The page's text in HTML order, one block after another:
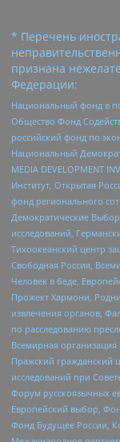
* Перечень
признана
Федерации:
Национальный фонд в
Общество Фонд
российский фонд по
Национальный
MEDIA DEVELOPMENT
Институт, Открытая
фонд регионального
Демократические
исследований,
Тихоокеанский центр
Свободная Россия,
Человек в беде,
Прожект Хармони,
извлечения органов,
по расследованию
Всемирная
Пражский гражданский
исследований при
Форум русскоязычных
Европейский выбор,
Фонд Будущее России,